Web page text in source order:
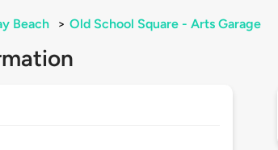
Beach > Old School Square - Arts Garage